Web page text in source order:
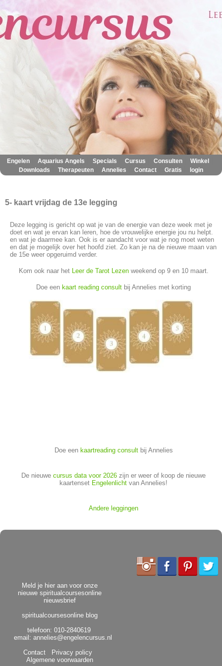
Engelen Aquarius Angels Specials Cursus Consulten Winkel
Downloads Therapeuten Annelies Contact Gratis login
5- kaart vrijdag de 13e legging
Deze legging is gericht op wat je van de energie van deze week met je
doet en wat je ervan kan leren, hoe de vrouwelijke energie jou nu helpt.
en wat je daarmee kan. Ook is er aandacht voor wat je nog moet weten
en dat je mogelijk over het hoofd ziet. Zo kan je na de nieuwe maan van
de 15e weer opgeruimd verder.
Kom ook naar het Leer de Tarot Lezenweekend op 9 en 10 maart.
Doe een kaart reading consult bij Annelies met korting
Doe een kaartreading consultbij Annelies
De nieuwe cursus data voor 2026 zijn er weer of koop de nieuwe
kaartenset Engelenlicht van Annelies!
Andere leggingen
Meld je hier aan voor onze
nieuwe spiritualcoursesonline
nieuwsbrief
spiritualcoursesonline blog
telefoon: 010-2840619
email: annelies@engelencursus.nl
Contact
Privacy policy
Algemene voorwaarden